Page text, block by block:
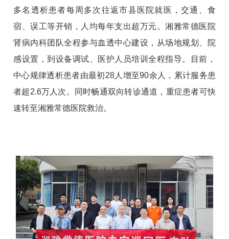
多名透析患者每周多次往返市县医院就医，交通、食
宿、误工等开销，人均每年支出超万元。湘雅常德医院
肾病内科团队全程参与血透中心建设，从场地规划、院
感设置，到设备调试、医护人员培训全程指导。目前，
中心规律透析患者由最初28人增至90余人，累计服务患
者超2.6万人次。同时畅通双向转诊通道，重症患者可快
速转至湘雅常德医院救治。